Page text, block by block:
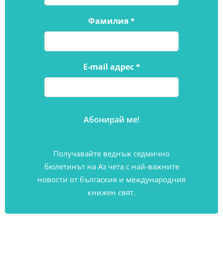
Фамилия*
E-mail адрес*
Получавайте веднъж седмично
бюлетинът на Аз чета с най-важните
новости от бългаския и международния
книжен свят.